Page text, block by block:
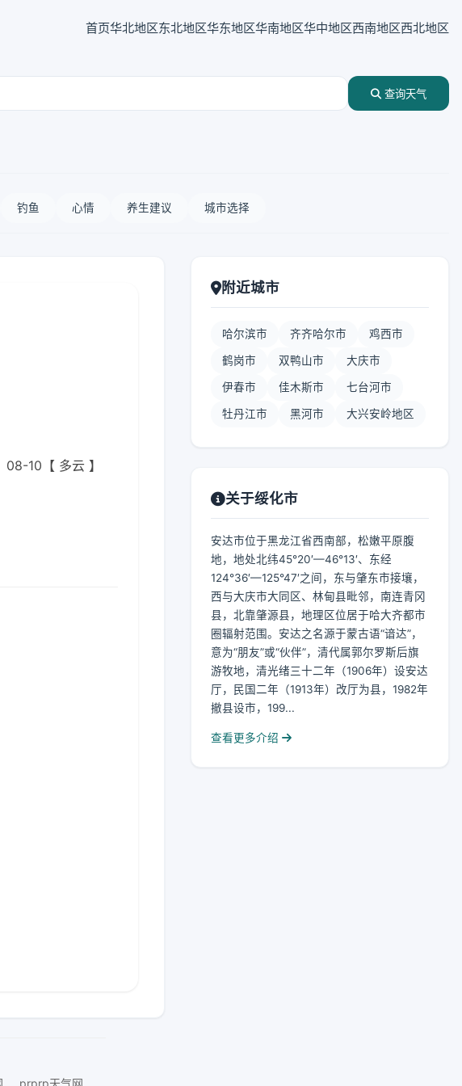
首页华北地区东北地区华东地区华南地区华中地区西南地区西北地区
查询天气
钓鱼 心情 养生建议 城市选择
10【 多云 】
附近城市
哈尔滨市 齐齐哈尔市 鸡西市
鹤岗市 双鸭山市 大庆市
伊春市 佳木斯市 七台河市
牡丹江市 黑河市 大兴安岭地区
关于绥化市
安达市位于黑龙江省西南部，松嫩平原腹
地，地处北纬45°20′—46°13′、东经
124°36′—125°47′之间，东与肇东市接壤，
西与大庆市大同区、林甸县毗邻，南连青冈
县，北靠肇源县，地理区位居于哈大齐都市
圈辐射范围。安达之名源于蒙古语“谙达”，
意为“朋友”或“伙伴”，清代属郭尔罗斯后旗
游牧地，清光绪三十二年（1906年）设安达
厅，民国二年（1913年）改厅为县，1982年
撤县设市，199...
查看更多介绍
prprp天气网